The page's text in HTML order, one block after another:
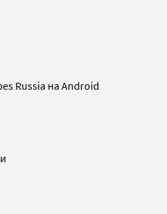
Russia на Android